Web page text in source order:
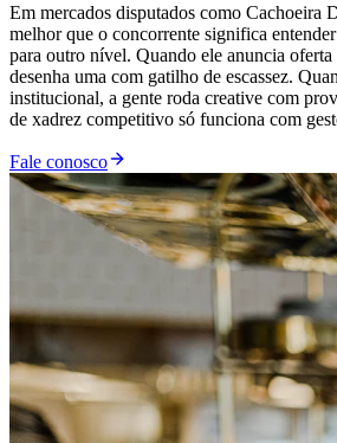
Em mercados disputados como Cachoeira
melhor que o concorrente significa
para outro nível. Quando ele anuncia
desenha uma com gatilho de escassez.
institucional, a gente roda creative com
de xadrez competitivo só funciona com
Fale conosco